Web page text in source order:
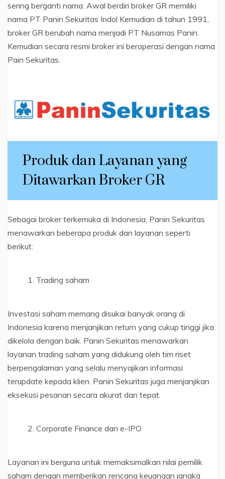
sering berganti nama. Awal berdiri broker GR memiliki
nama PT Panin Sekuritas Indol Kemudian di tahun 1991,
broker GR berubah nama menjadi PT Nusamas Panin.
Kemudian secara resmi broker ini beroperasi dengan nama
Pain Sekuritas.
Produk dan Layanan yang
Ditawarkan Broker GR
Sebagai broker terkemuka di Indonesia, Panin Sekuritas
menawarkan beberapa produk dan layanan seperti
berikut:
Trading saham
Investasi saham memang disukai banyak orang di
Indonesia karena menjanjikan return yang cukup tinggi jika
dikelola dengan baik. Panin Sekuritas menawarkan
layanan trading saham yang didukung oleh tim riset
berpengalaman yang selalu menyajikan informasi
terupdate kepada klien. Panin Sekuritas juga menjanjikan
eksekusi pesanan secara akurat dan tepat.
Corporate Finance dan e-IPO
Layanan ini berguna untuk memaksimalkan nilai pemilik
saham dengan memberikan rencana keuangan jangka